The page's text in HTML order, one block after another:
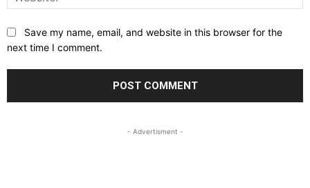
Save my name, email, and website in this browser for the
next time I comment.
- Advertisment -